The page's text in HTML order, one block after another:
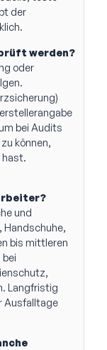
der
werden?
oder
bei Audits
können,
hast.
und
Handschuhe,
bis mittleren
Langfristig
Ausfalltage